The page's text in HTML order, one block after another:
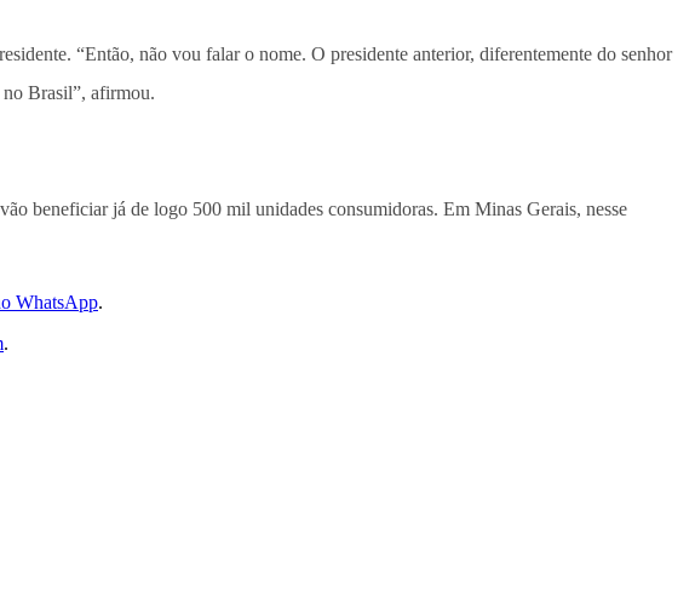
“Então, não vou falar o nome. O presidente anterior, diferentemente do senhor
Brasil”, afirmou.
beneficiar já de logo 500 mil unidades consumidoras. Em Minas Gerais, nesse
WhatsApp.
.